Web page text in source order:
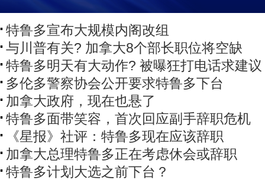
特鲁多宣布大规模内阁改组
与川普有关? 加拿大8个部长职位将空缺
特鲁多明天有大动作? 被曝狂打电话求建议
多伦多警察协会公开要求特鲁多下台
加拿大政府，现在也悬了
特鲁多面带笑容，首次回应副手辞职危机
​《星报》社评：特鲁多现在应该辞职
加拿大总理特鲁多正在考虑休会或辞职
特鲁多计划大选之前下台？